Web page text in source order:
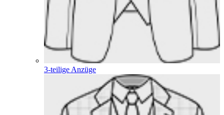
3-teilige Anzüge